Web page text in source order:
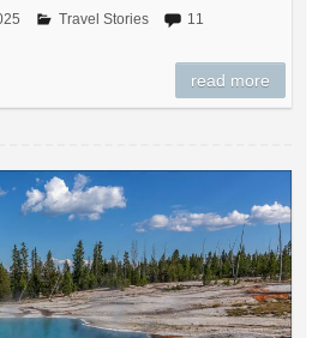
Travel Stories
11
read more